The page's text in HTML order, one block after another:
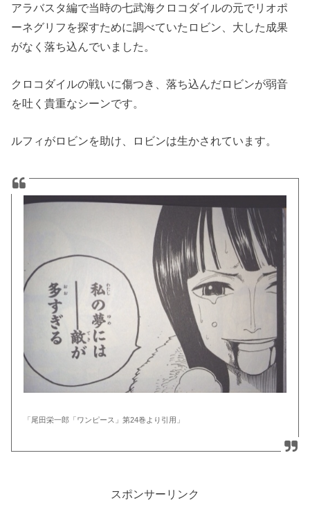
アラバスタ編で当時の七武海クロコダイルの元でリオポ
ーネグリフを探すために調べていたロビン、大した成果
がなく落ち込んでいました。
クロコダイルの戦いに傷つき、落ち込んだロビンが弱音
を吐く貴重なシーンです。
ルフィがロビンを助け、ロビンは生かされています。
「尾田栄一郎「ワンピース」第24巻より引用」
スポンサーリンク